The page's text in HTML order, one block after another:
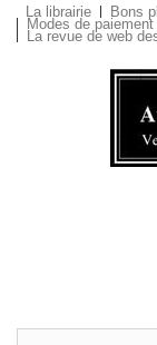
La librairie Bons
Modes de paiement
La revue de web